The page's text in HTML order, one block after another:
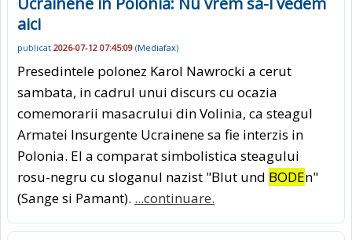
aici
publicat 2026-07-12 07:45:09 (Mediafax)
Presedintele polonez Karol Nawrocki a cerut
sambata, in cadrul unui discurs cu ocazia
comemorarii masacrului din Volinia, ca steagul
Armatei Insurgente Ucrainene sa fie interzis in
Polonia. El a comparat simbolistica steagului
rosu-negru cu sloganul nazist "Blut und BODEn"
(Sange si Pamant). ...continuare.